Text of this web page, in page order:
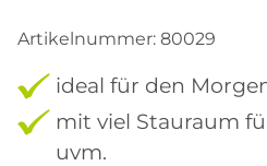
Artikelnummer: 80029
ideal für den
mit viel Stauraum
uvm.